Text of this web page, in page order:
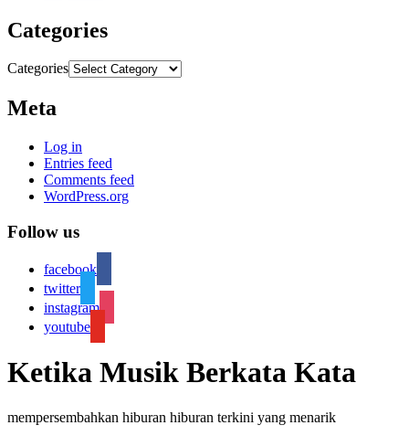
Categories
Categories
Meta
Log in
Entries feed
Comments feed
WordPress.org
Follow us
facebook
twitter
instagram
youtube
Ketika Musik Berkata Kata
mempersembahkan hiburan hiburan terkini yang menarik